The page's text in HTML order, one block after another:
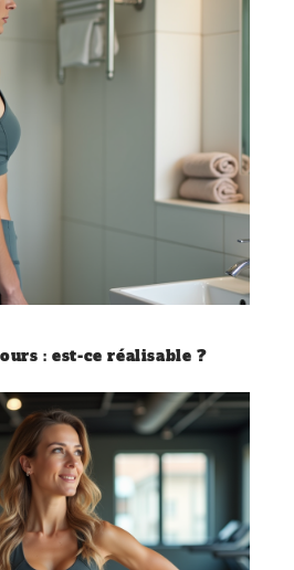
: est-ce réalisable ?